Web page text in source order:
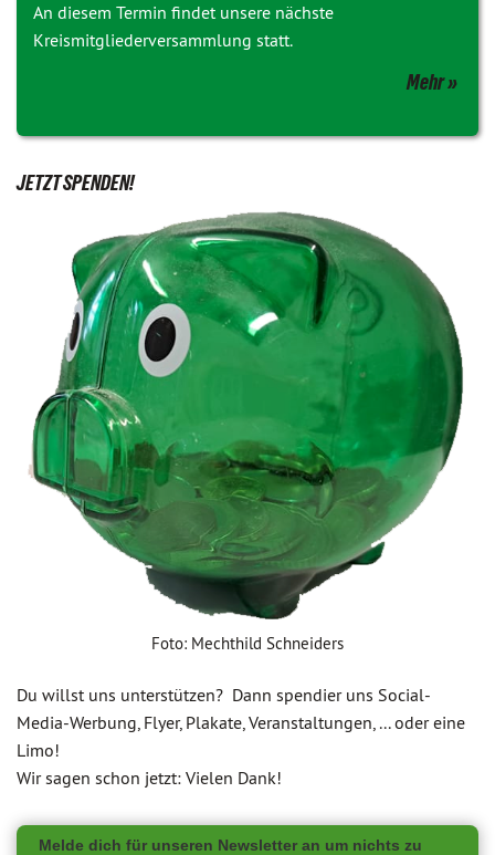
An diesem Termin findet unsere nächste
Kreismitgliederversammlung statt.
Mehr
JETZT SPENDEN!
Foto: Mechthild Schneiders
Du willst uns unterstützen? Dann spendier uns Social-
Media-Werbung, Flyer, Plakate, Veranstaltungen, ... oder eine
Limo!
Wir sagen schon jetzt: Vielen Dank!
Melde dich für unseren Newsletter an um nichts zu